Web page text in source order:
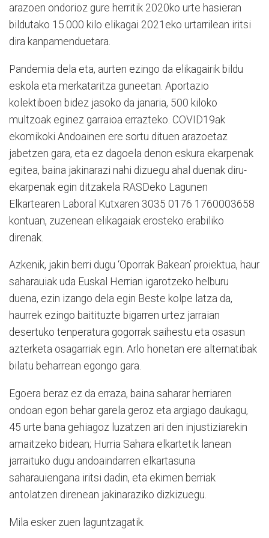
arazoen ondorioz gure herritik 2020ko urte hasieran
bildutako 15.000 kilo elikagai 2021eko urtarrilean iritsi
dira kanpamenduetara.
Pandemia dela eta, aurten ezingo da elikagairik bildu
eskola eta merkataritza guneetan. Aportazio
kolektiboen bidez jasoko da janaria, 500 kiloko
multzoak eginez garraioa errazteko. COVID19ak
ekomikoki Andoainen ere sortu dituen arazoetaz
jabetzen gara, eta ez dagoela denon eskura ekarpenak
egitea, baina jakinarazi nahi dizuegu ahal duenak diru-
ekarpenak egin ditzakela RASDeko Lagunen
Elkartearen Laboral Kutxaren 3035 0176 1760003658
kontuan, zuzenean elikagaiak erosteko erabiliko
direnak.
Azkenik, jakin berri dugu ‘Oporrak Bakean’ proiektua, haur
saharauiak uda Euskal Herrian igarotzeko helburu
duena, ezin izango dela egin Beste kolpe latza da,
haurrek ezingo baitituzte bigarren urtez jarraian
desertuko tenperatura gogorrak saihestu eta osasun
azterketa osagarriak egin. Arlo honetan ere alternatibak
bilatu beharrean egongo gara.
Egoera beraz ez da erraza, baina saharar herriaren
ondoan egon behar garela geroz eta argiago daukagu,
45 urte bana gehiagoz luzatzen ari den injustiziarekin
amaitzeko bidean; Hurria Sahara elkartetik lanean
jarraituko dugu andoaindarren elkartasuna
saharauiengana iritsi dadin, eta ekimen berriak
antolatzen direnean jakinaraziko dizkizuegu.
Mila esker zuen laguntzagatik.